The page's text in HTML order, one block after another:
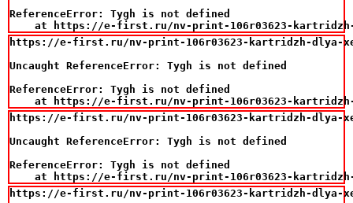
ReferenceError: Tygh is not defined
at https://e-first.ru/nv-print-106r03623-
https://e-first.ru/nv-print-106r03623-kartridzh-dlya-
Uncaught ReferenceError: Tygh is not defined
ReferenceError: Tygh is not defined
at https://e-first.ru/nv-print-106r03623-
https://e-first.ru/nv-print-106r03623-kartridzh-dlya-
Uncaught ReferenceError: Tygh is not defined
ReferenceError: Tygh is not defined
at https://e-first.ru/nv-print-106r03623-
https://e-first.ru/nv-print-106r03623-kartridzh-dlya-